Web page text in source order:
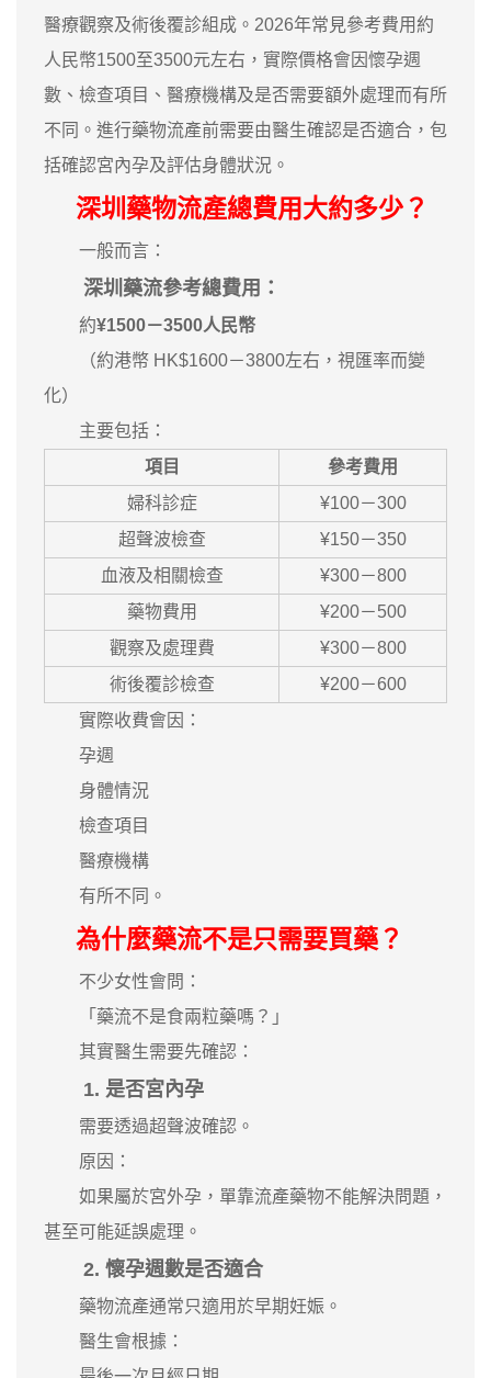
醫療觀察及術後覆診組成。2026年常見參考費用約
人民幣1500至3500元左右，實際價格會因懷孕週
數、檢查項目、醫療機構及是否需要額外處理而有所
不同。進行藥物流產前需要由醫生確認是否適合，包
括確認宮內孕及評估身體狀況。
深圳藥物流產總費用大約多少？
一般而言：
深圳藥流參考總費用：
約¥1500－3500人民幣
（約港幣 HK$1600－3800左右，視匯率而變
化）
主要包括：
項目
參考費用
婦科診症
¥100－300
超聲波檢查
¥150－350
血液及相關檢查
¥300－800
藥物費用
¥200－500
觀察及處理費
¥300－800
術後覆診檢查
¥200－600
實際收費會因：
孕週
身體情況
檢查項目
醫療機構
有所不同。
為什麼藥流不是只需要買藥？
不少女性會問：
「藥流不是食兩粒藥嗎？」
其實醫生需要先確認：
1. 是否宮內孕
需要透過超聲波確認。
原因：
如果屬於宮外孕，單靠流產藥物不能解決問題，
甚至可能延誤處理。
2. 懷孕週數是否適合
藥物流產通常只適用於早期妊娠。
醫生會根據：